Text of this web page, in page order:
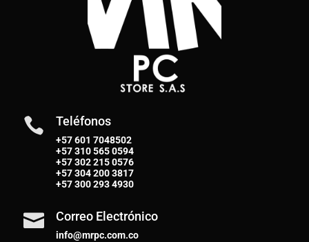
 Teléfonos
+57 601 7048502
+57310 565 0594
+57302 215 0576
+57304 200 3817
+57300 293 4930
 Correo Electrónico
info@mrpc.com.co